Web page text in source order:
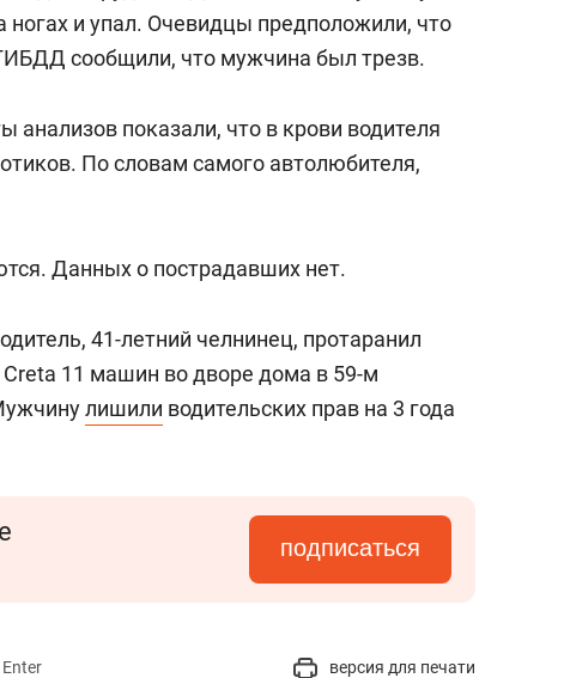
и упал. Очевидцы предположили, что
сообщили, что мужчина был трезв.
показали, что в крови водителя
По словам самого автолюбителя,
Данных о пострадавших нет.
41-летний челнинец, протаранил
11 машин во дворе дома в 59-м
лишили водительских прав на 3 года
подписаться
версия для печати
человек не считает
сверхнагрузку
Дизайнер-прораб
с мебелью за 2
для меня это